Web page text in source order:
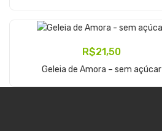
R$21,50
Geleia de Amora – sem açúcar